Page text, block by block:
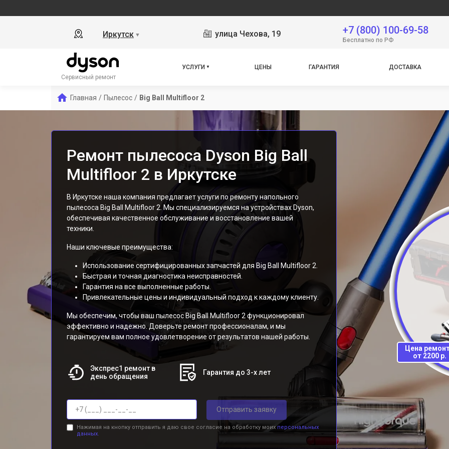
Иркутск ▼ улица Чехова, 19 +7 (800) 100-69-58
Бесплатно по РФ
Сервисный ремонт
УСЛУГИ ЦЕНЫ ГАРАНТИЯ ДОСТАВКА
Главная / Пылесос / Big Ball Multifloor 2
Ремонт пылесоса Dyson Big Ball
Multifloor 2 в Иркутске
В Иркутске наша компания предлагает услуги по ремонту напольного
пылесоса Big Ball Multifloor 2. Мы специализируемся на устройствах Dyson,
обеспечивая качественное обслуживание и восстановление вашей
техники.
Наши ключевые преимущества:
Использование сертифицированных запчастей для Big Ball Multifloor 2.
Быстрая и точная диагностика неисправностей.
Гарантия на все выполненные работы.
Привлекательные цены и индивидуальный подход к каждому клиенту.
Мы обеспечим, чтобы ваш пылесос Big Ball Multifloor 2 функционировал
эффективно и надежно. Доверьте ремонт профессионалам, и мы
гарантируем вам полное удовлетворение от результатов нашей работы.
Экспрес1 ремонт в
день обращения
Гарантия до 3-х лет
Отправить заявку
Нажимая на кнопку отправить я даю свое согласие на обработку моихперсональных
данных.
Цена
от 2200 р.